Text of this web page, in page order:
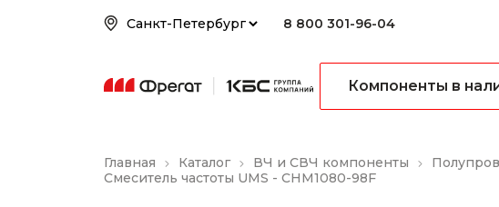
8 800 301-96-04
Компоненты в
Главная Каталог ВЧ и СВЧ компоненты
Смеситель частоты UMS - CHM1080-98F